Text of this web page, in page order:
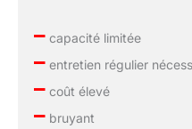
–capacité limitée
–entretien régulier
–coût élevé
–bruyant